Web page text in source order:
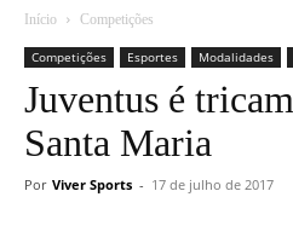
Início Competições
Competições Esportes Modalidades
Juventus é
Santa Maria
Por Viver Sports - 17 de julho de 2017